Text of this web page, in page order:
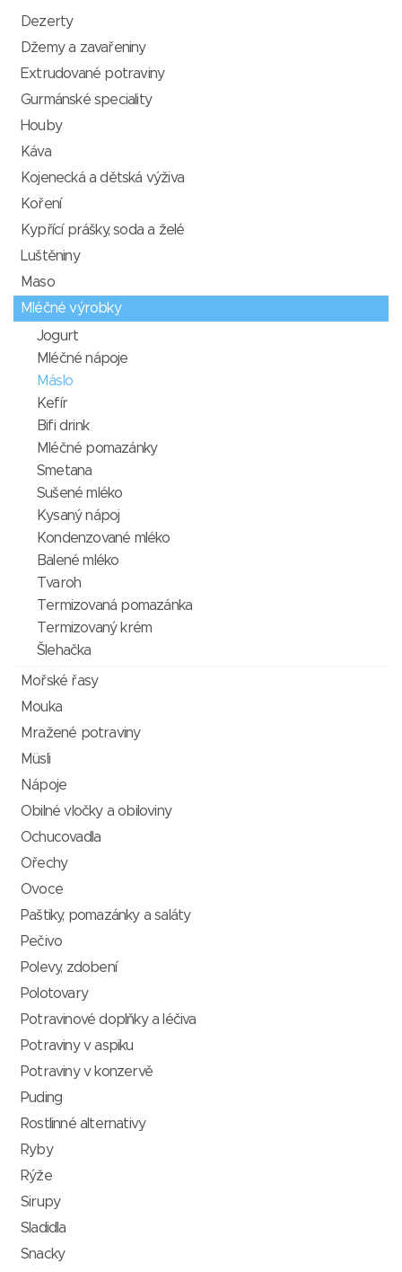
Dezerty
Džemy a zavařeniny
Extrudované potraviny
Gurmánské speciality
Houby
Káva
Kojenecká a dětská výživa
Koření
Kypřící prášky, soda a želé
Luštěniny
Maso
Mléčné výrobky
Jogurt
Mléčné nápoje
Máslo
Kefír
Bifi drink
Mléčné pomazánky
Smetana
Sušené mléko
Kysaný nápoj
Kondenzované mléko
Balené mléko
Tvaroh
Termizovaná pomazánka
Termizovaný krém
Šlehačka
Mořské řasy
Mouka
Mražené potraviny
Müsli
Nápoje
Obilné vločky a obiloviny
Ochucovadla
Ořechy
Ovoce
Paštiky, pomazánky a saláty
Pečivo
Polevy, zdobení
Polotovary
Potravinové doplňky a léčiva
Potraviny v aspiku
Potraviny v konzervě
Puding
Rostlinné alternativy
Ryby
Rýže
Sirupy
Sladidla
Snacky